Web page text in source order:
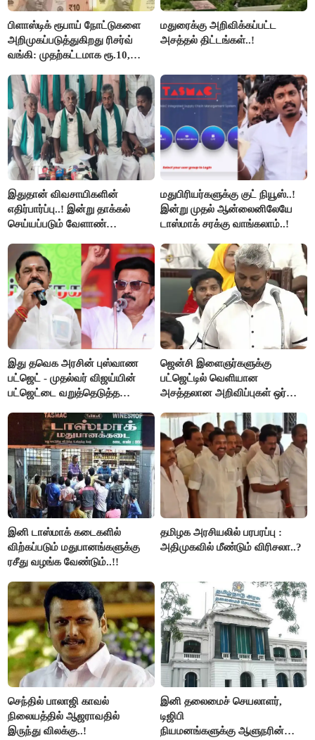
பிளாஸ்டிக் ரூபாய் நோட்டுகளை
அறிமுகப்படுத்துகிறது ரிசர்வ்
வங்கி: முதற்கட்டமாக ரூ.10,
மதுரைக்கு அறிவிக்கப்பட்ட
அசத்தல் திட்டங்கள்..!
இதுதான் விவசாயிகளின்
எதிர்பார்ப்பு..! இன்று தாக்கல்
செய்யப்படும் வேளாண்
கோரிக்கை!
மதுபிரியர்களுக்கு குட் நியூஸ்..!
இன்று முதல் ஆன்லைனிலேயே
டாஸ்மாக் சரக்கு வாங்கலாம்..!
இது தவெக அரசின் புஸ்வாண
பட்ஜெட் - முதல்வர் விஜய்யின்
பட்ஜெட்டை வறுத்தெடுத்த
ஜென்சி இளைஞர்களுக்கு
பட்ஜெட்டில் வெளியான
அசத்தலான அறிவிப்புகள் ஒர்
இனி டாஸ்மாக் கடைகளில்
விற்கப்படும் மதுபானங்களுக்கு
ரசீது வழங்க வேண்டும்..!!
தமிழக அரசியலில் பரபரப்பு :
அதிமுகவில் மீண்டும் விரிசலா..?
செந்தில் பாலாஜி காவல்
நிலையத்தில் ஆஜராவதில்
இருந்து விலக்கு..!
இனி தலைமைச் செயலாளர்,
டிஜிபி
நியமனங்களுக்கு ஆளுநரின்